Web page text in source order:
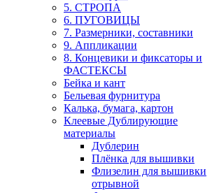
5. СТРОПА
6. ПУГОВИЦЫ
7. Размерники, составники
9. Аппликации
8. Концевики и фиксаторы и
ФАСТЕКСЫ
Бейка и кант
Бельевая фурнитура
Калька, бумага, картон
Клеевые Дублирующие
материалы
Дублерин
Плёнка для вышивки
Флизелин для вышивки
отрывной